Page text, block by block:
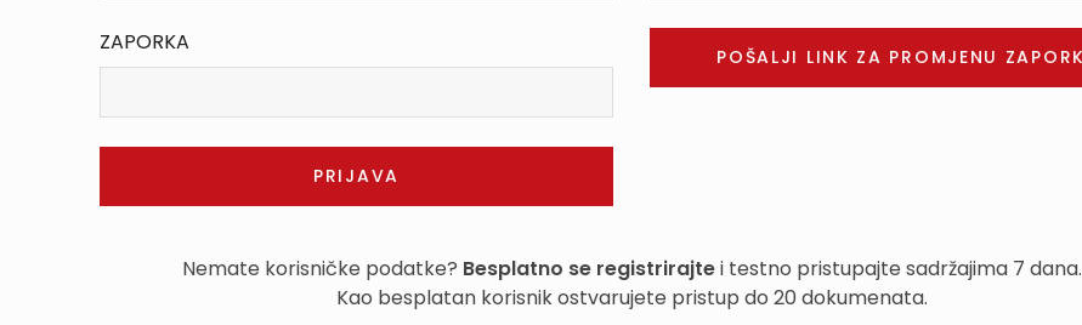
ZAPORKA
Nemate korisničke podatke? Besplatno se registrirajtei testno pristupajte sadržajima 7 dana.
Kao besplatan korisnik ostvarujete pristup do 20 dokumenata.